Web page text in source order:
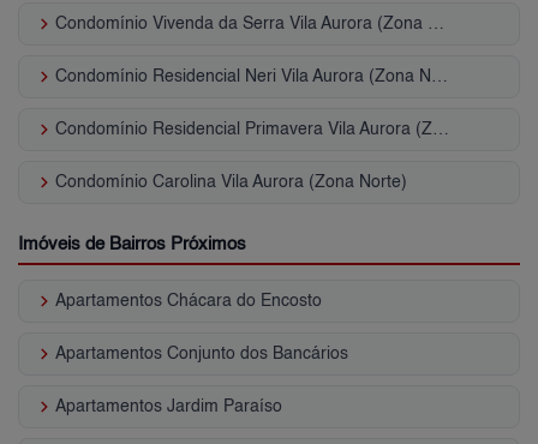
keyboard_arrow_right
keyboard_arrow_right
keyboard_arrow_right
keyboard_arrow_right Condomínio Carolina Vila Aurora (Zona Norte)
Imóveis de Bairros Próximos
keyboard_arrow_right Apartamentos Chácara do Encosto
keyboard_arrow_right Apartamentos Conjunto dos Bancários
keyboard_arrow_right Apartamentos Jardim Paraíso